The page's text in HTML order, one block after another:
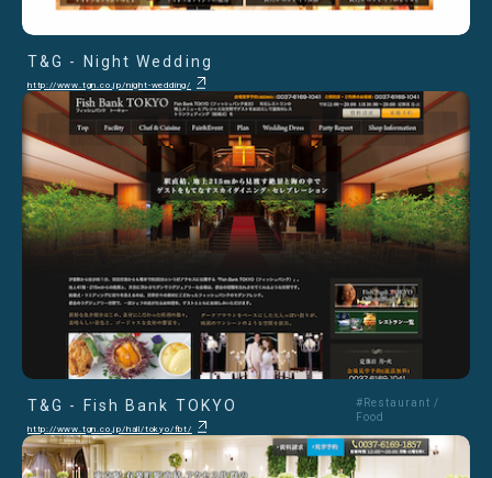
T&G - Night Wedding
http://www.tgn.co.jp/night-wedding/
T&G - Fish Bank TOKYO
http://www.tgn.co.jp/hall/tokyo/fbt/
#Restaurant /
Food